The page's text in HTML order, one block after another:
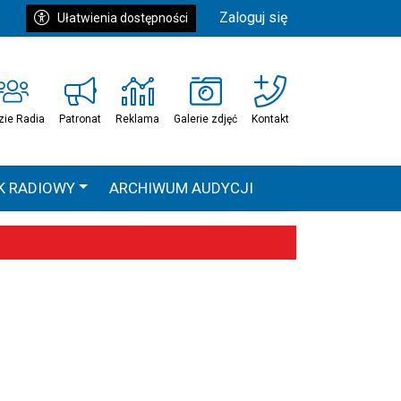
Ułatwienia dostępności Zaloguj się
Radia Patronat Reklama Galerie zdjęć Kontakt
RADIOWY ARCHIWUM AUDYCJI
HEAVEN TOUR